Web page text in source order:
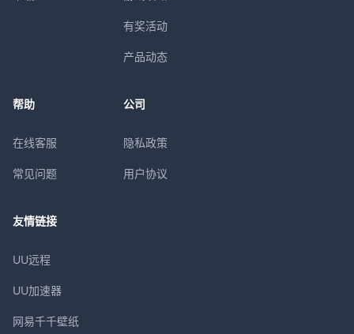
有奖活动
产品动态
帮助
在线客服
常见问题
公司
隐私政策
用户协议
友情链接
UU远程
UU加速器
网易千千壁纸